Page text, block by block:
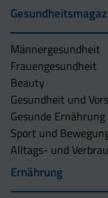
Männergesundheit
Frauengesundheit
Beauty
Gesundheit und
Gesunde Ernährung
Sport und
Alltags- und
Ernährung